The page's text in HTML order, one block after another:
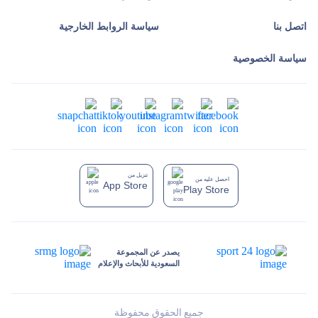
يصدر عن المجموعة
السعودية للأبحاث والإعلام
جميع الحقوق محفوظة
اتصل بنا سياسة الروابط الخارجية
سياسة الخصوصية
تنزيل من
App Store
احصل عليه من
Play Store